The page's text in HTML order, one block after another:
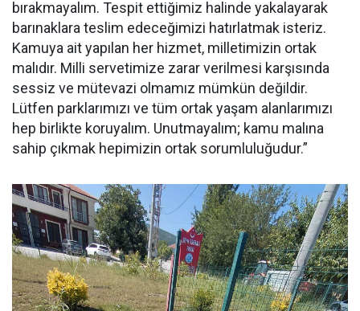
bırakmayalım. Tespit ettiğimiz halinde yakalayarak
barınaklara teslim edeceğimizi hatırlatmak isteriz.
Kamuya ait yapılan her hizmet, milletimizin ortak
malıdır. Milli servetimize zarar verilmesi karşısında
sessiz ve mütevazi olmamız mümkün değildir.
Lütfen parklarımızı ve tüm ortak yaşam alanlarımızı
hep birlikte koruyalım. Unutmayalım; kamu malına
sahip çıkmak hepimizin ortak sorumluluğudur.”